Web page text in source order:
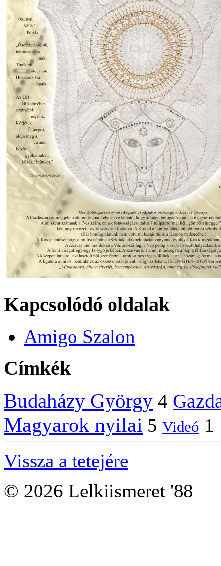
Kapcsolódó oldalak
Amigo Szalon
Címkék
Budaházy György 4
Magyarok nyilai 5 Videó 1
Vissza a tetejére
© 2026 Lelkiismeret '88